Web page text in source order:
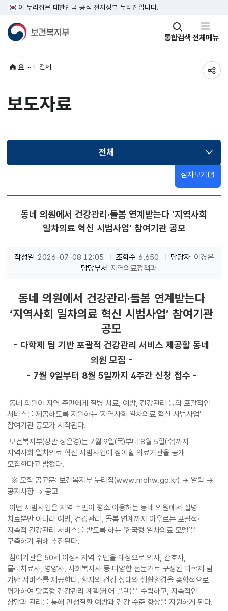
이 누리집은 대한민국 공식 전자정부 누리집입니다.
통합검색
창
열기 전체메뉴
홈 전체
보도자료
전체선택됨
점자보기
동네 의원에서 건강관리·돌봄 연계받는다 ‘지역사회
일차의료 혁신 시범사업’ 참여기관 공모
작성일 2026-07-08 12:05 조회수 6,650 담당자 이경은
담당부서 지역의료정책과
동네 의원에서 건강관리·돌봄 연계받는다
‘지역사회 일차의료 혁신 시범사업’ 참여기관
공모
- 다학제 팀 기반 포괄적 건강관리 서비스 제공할 동네
의원 모집 -
- 7월 9일부터 8월 5일까지 4주간 신청 접수 -
동네 의원이 지역 주민에게 질병 치료, 예방, 건강관리 등의 포괄적인
서비스를 제공하도록 지원하는 ‘지역사회 일차의료 혁신 시범사업’
참여기관 공모가 시작된다.
보건복지부(장관 정은경)는 7월 9일(목)부터 8월 5일(수)까지
지역사회 일차의료 혁신 시범사업에 참여할 의료기관을 공개
모집한다고 밝혔다.
※ 모집 공고문: 보건복지부 누리집(www.mohw.go.kr) → 알림 →
공지사항 → 공고
이번 시범사업은 지역 주민이 평소 이용하는 동네 의원에서 질병
치료뿐만 아니라 예방, 건강관리, 돌봄 연계까지 아우르는 포괄적·
지속적 건강관리 서비스를 받도록 하는 ‘한국형 일차의료 모델’을
구축하기 위해 추진된다.
참여기관은 50세 이상* 지역 주민을 대상으로 의사, 간호사,
물리치료사, 영양사, 사회복지사 등 다양한 전문가로 구성된 다학제 팀
기반 서비스를 제공한다. 환자의 건강 상태와 생활환경을 종합적으로
평가하여 맞춤형 건강관리 계획(케어 플랜)을 수립하고, 지속적인
상담과 관리를 통해 만성질환 예방과 건강 수준 향상을 지원하게 된다.